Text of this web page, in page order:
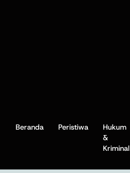
Beranda Peristiwa
Hukum
&
Kriminal